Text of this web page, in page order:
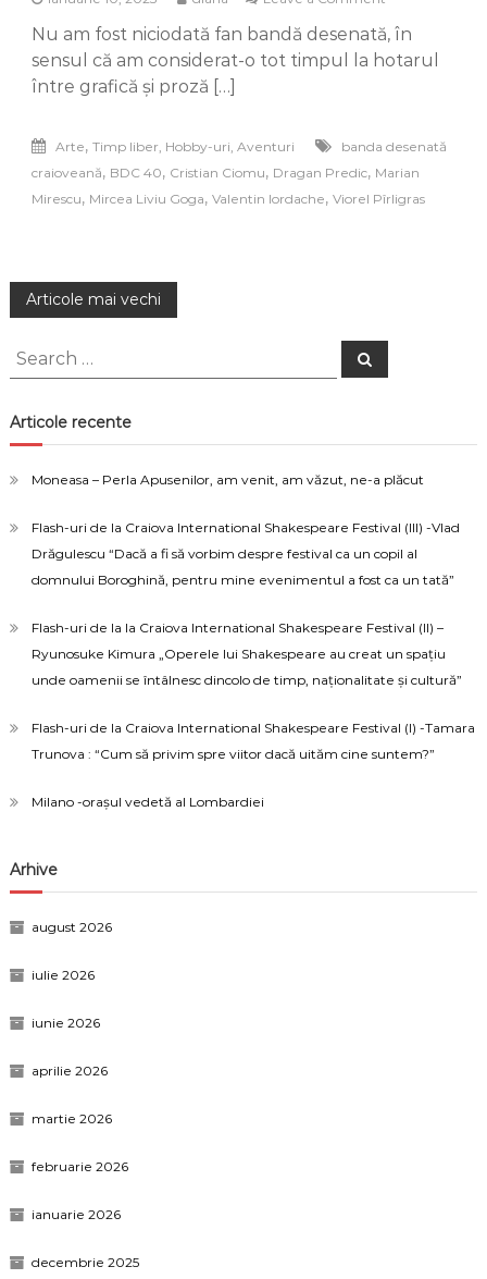
desenată
craioveană
ani
și
un
Nu am fost niciodată fan bandă desenată, în
sensul că am considerat-o tot timpul la hotarul
între grafică și proză […]
Arte, Timp liber, Hobby-uri, Aventuri
banda desenată
craioveană, BDC 40, Cristian Ciomu, Dragan Predic, Marian
Mirescu, Mircea Liviu Goga, Valentin Iordache, Viorel Pîrligras
Navigare
în
Articole mai vechi
Search
for:
Search
Articole recente
Moneasa – Perla Apusenilor, am venit, am văzut, ne-a plăcut
Flash-uri de la Craiova International Shakespeare Festival (III) -Vlad
Drăgulescu “Dacă a fi să vorbim despre festival ca un copil al
domnului Boroghină, pentru mine evenimentul a fost ca un tată”
Flash-uri de la la Craiova International Shakespeare Festival (II) –
Ryunosuke Kimura „Operele lui Shakespeare au creat un spațiu
unde oamenii se întâlnesc dincolo de timp, naționalitate și cultură”
Flash-uri de la Craiova International Shakespeare Festival (I) -Tamara
Trunova : “Cum să privim spre viitor dacă uităm cine suntem?”
Milano -orașul vedetă al Lombardiei
Arhive
august 2026
iulie 2026
iunie 2026
aprilie 2026
martie 2026
februarie 2026
ianuarie 2026
decembrie 2025